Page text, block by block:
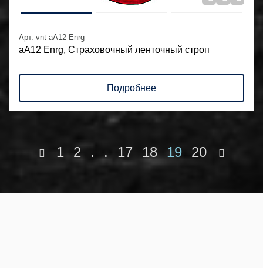
Арт. vnt aA12 Enrg
аА12 Enrg, Страховочный ленточный строп
Подробнее
1 2 . . 17 18 19 20